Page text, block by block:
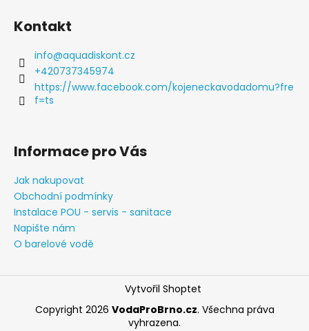
Kontakt
info@aquadiskont.cz
+420737345974
https://www.facebook.com/kojeneckavodadomu?fre
f=ts
Informace pro Vás
Jak nakupovat
Obchodní podmínky
Instalace POU - servis - sanitace
Napište nám
O barelové vodě
Vytvořil Shoptet
Copyright 2026 VodaProBrno.cz. Všechna práva
vyhrazena.